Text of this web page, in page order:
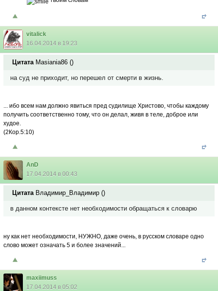
vitalick
16.04.2014 в 19:23
Цитата Masiania86 ()
на суд не приходит, но перешел от смерти в жизнь.
... ибо всем нам должно явиться пред судилище Христово, чтобы каждому
получить соответственно тому, что он делал, живя в теле, доброе или
худое.
(2Кор.5:10)
AnD
17.04.2014 в 00:43
Цитата Владимир_Владимир ()
в данном контексте нет необходимости обращаться к словарю
ну как нет необходимости, НУЖНО, даже очень, в русском словаре одно
слово может означать 5 и более значений...
maxiimuss
17.04.2014 в 05:02